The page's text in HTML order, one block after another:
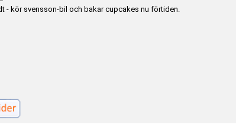
- kör svensson-bil och bakar cupcakes nu förtiden.